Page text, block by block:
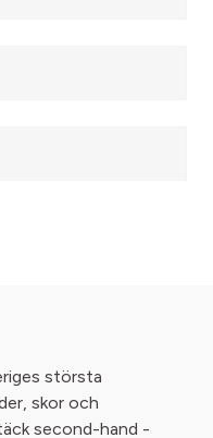
största
skor och
second-hand -